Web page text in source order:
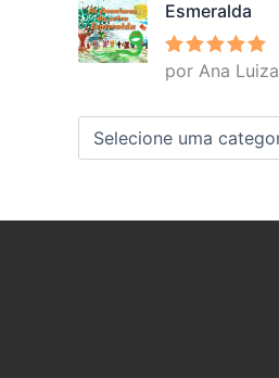
Esmeralda
Avaliação
5
por Ana Luiza